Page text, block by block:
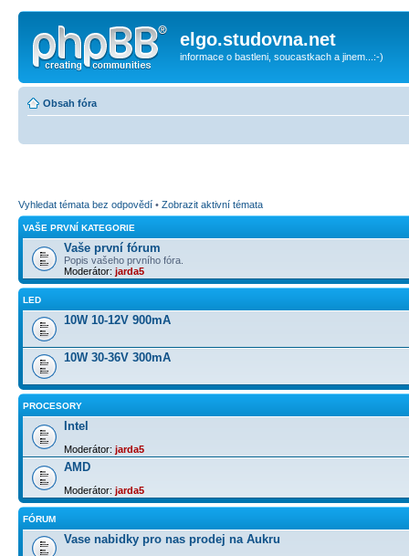
elgo.studovna.net
informace o bastleni, soucastkach a jinem...:-)
Obsah fóra
Vyhledat témata bez odpovědí • Zobrazit aktivní témata
VAŠE PRVNÍ KATEGORIE
Vaše první fórum
Popis vašeho prvního fóra.
Moderátor: jarda5
LED
10W 10-12V 900mA
10W 30-36V 300mA
PROCESORY
Intel
Moderátor: jarda5
AMD
Moderátor: jarda5
FÓRUM
Vase nabidky pro nas prodej na Aukru